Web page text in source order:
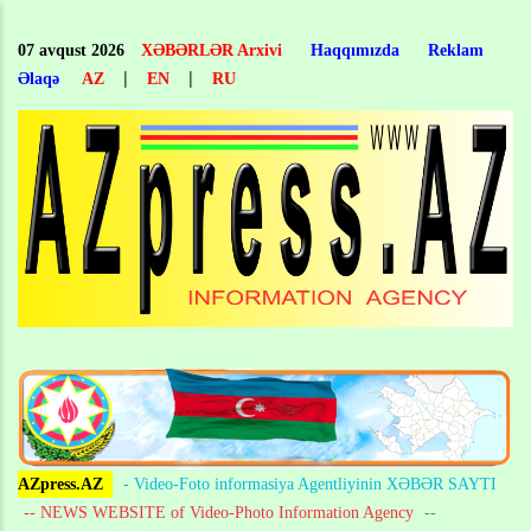
main
content
07 avqust 2026 XƏBƏRLƏR Arxivi Haqqımızda
Reklam
Əlaqə
AZ | EN | RU
AZpress.AZ
- Video-Foto informasiya Agentliyinin XƏBƏR SAYTI
-- NEWS WEBSITE of Video-Photo Information Agency --